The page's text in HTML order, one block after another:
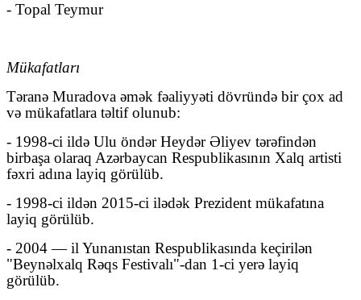
- Topal Teymur
Mükafatları
Təranə Muradova əmək fəaliyyəti dövründə bir çox ad
və mükafatlara təltif olunub:
- 1998-ci ildə Ulu öndər Heydər Əliyev tərəfindən
birbaşa olaraq Azərbaycan Respublikasının Xalq artisti
fəxri adına layiq görülüb.
- 1998-ci ildən 2015-ci ilədək Prezident mükafatına
layiq görülüb.
- 2004 — il Yunanıstan Respublikasında keçirilən
"Beynəlxalq Rəqs Festivalı"-dan 1-ci yerə layiq
görülüb.